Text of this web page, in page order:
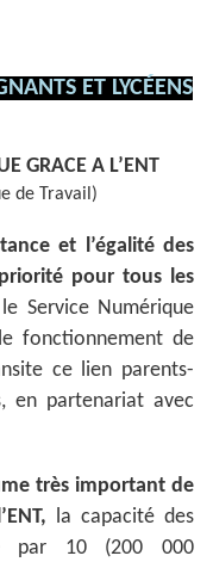
ET LYCÉENS
GRACE A L’ENT
de Travail)
et l’égalité des
pour tous les
Service Numérique
fonctionnement de
ce lien parents-
en partenariat avec
très important de
la capacité des
par 10 (200 000